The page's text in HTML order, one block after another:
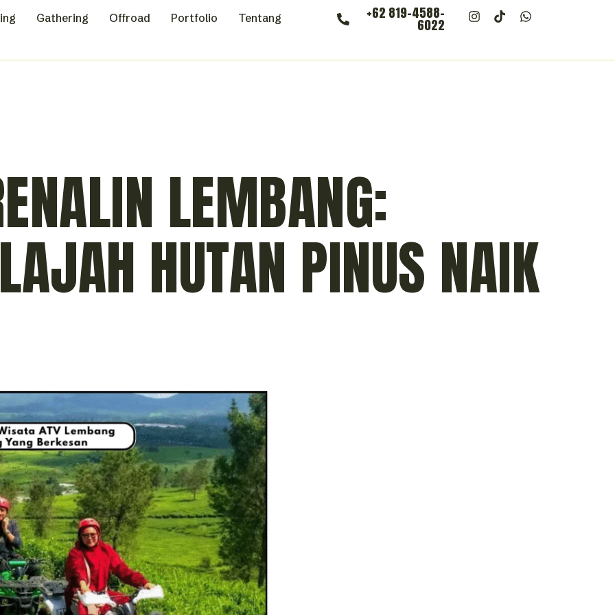
Gathering Offroad Portfolio Tentang +62 819-4588-
6022
LEMBANG:
HUTAN PINUS NAIK